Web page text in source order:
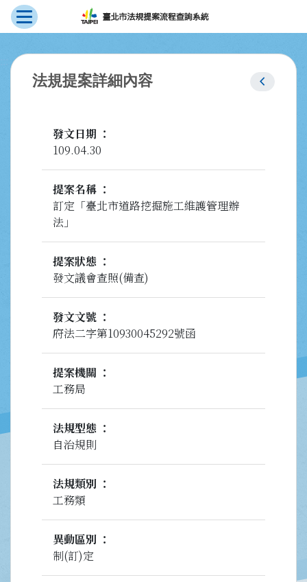
跳到主要內容
展開選單
法規提案詳細內容 chevron_left
發文日期
109.04.30
提案名稱
訂定「臺北市道路挖掘施工維護管理辦
法」
提案狀態
發文議會查照(備查)
發文文號
府法二字第10930045292號函
提案機關
工務局
法規型態
自治規則
法規類別
工務類
異動區別
制(訂)定